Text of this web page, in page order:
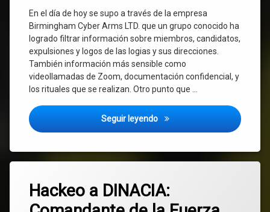
En el día de hoy se supo a través de la empresa
Birmingham Cyber Arms LTD. que un grupo conocido ha
logrado filtrar información sobre miembros, candidatos,
expulsiones y logos de las logias y sus direcciones.
También información más sensible como
videollamadas de Zoom, documentación confidencial, y
los rituales que se realizan. Otro punto que …
Seguir leyendo Hackean a la Masonería
Hackeo a DINACIA:
DINACIA
hackeo
un
comentario
en